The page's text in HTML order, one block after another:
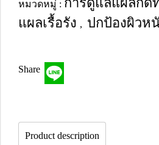
หมวดหมู่ :
แผลเรื้อรัง , ปกป้องผิวห
Share
Product description